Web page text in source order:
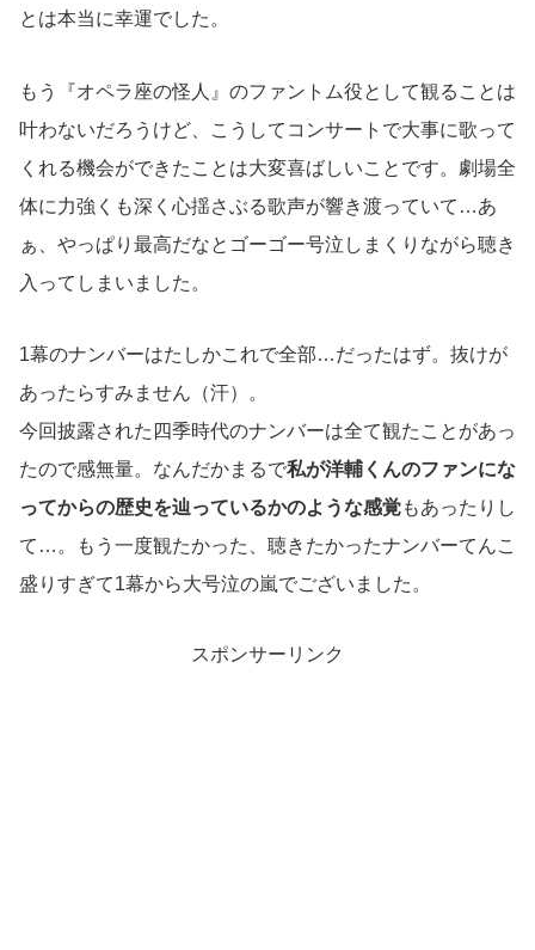
とは本当に幸運でした。
もう『オペラ座の怪人』のファントム役として観ることは
叶わないだろうけど、こうしてコンサートで大事に歌って
くれる機会ができたことは大変喜ばしいことです。劇場全
体に力強くも深く心揺さぶる歌声が響き渡っていて…あ
ぁ、やっぱり最高だなとゴーゴー号泣しまくりながら聴き
入ってしまいました。
1幕のナンバーはたしかこれで全部…だったはず。抜けが
あったらすみません（汗）。
今回披露された四季時代のナンバーは全て観たことがあっ
たので感無量。なんだかまるで私が洋輔くんのファンにな
ってからの歴史を辿っているかのような感覚もあったりし
て…。もう一度観たかった、聴きたかったナンバーてんこ
盛りすぎて1幕から大号泣の嵐でございました。
スポンサーリンク